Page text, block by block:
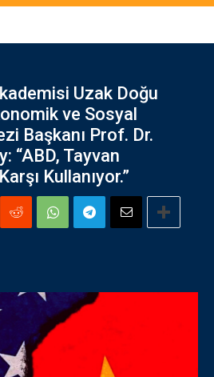
Uzak Doğu
ve Sosyal
Başkanı Prof. Dr.
“ABD, Tayvan
Kullanıyor.”